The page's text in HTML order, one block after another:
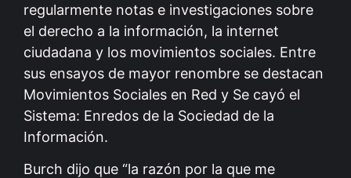
regularmente notas e investigaciones sobre
el derecho a la información, la internet
ciudadana y los movimientos sociales. Entre
sus ensayos de mayor renombre se destacan
Movimientos Sociales en Red y Se cayó el
Sistema: Enredos de la Sociedad de la
Información.
Burch dijo que “la razón por la que me